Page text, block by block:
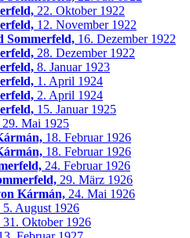
22. Oktober 1922
12. November 1922
Sommerfeld, 16. Dezember 1922
28. Dezember 1922
8. Januar 1923
1. April 1924
2. April 1924
15. Januar 1925
29. Mai 1925
18. Februar 1926
18. Februar 1926
24. Februar 1926
29. März 1926
Kármán, 24. Mai 1926
5. August 1926
31. Oktober 1926